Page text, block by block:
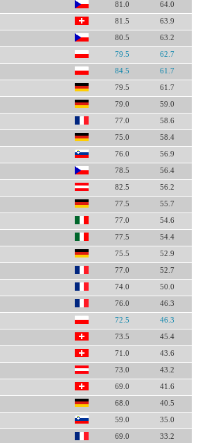
81.0 64.0
81.5 63.9
80.5 63.2
79.5 62.7
84.5 61.7
79.5 61.7
79.0 59.0
77.0 58.6
75.0 58.4
76.0 56.9
78.5 56.4
82.5 56.2
77.5 55.7
77.0 54.6
77.5 54.4
75.5 52.9
77.0 52.7
74.0 50.0
76.0 46.3
72.5 46.3
73.5 45.4
71.0 43.6
73.0 43.2
69.0 41.6
68.0 40.5
59.0 35.0
69.0 33.2